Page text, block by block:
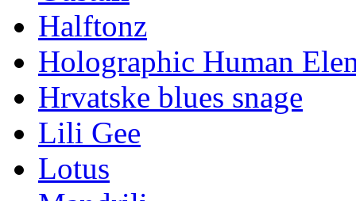
Halftonz
Holographic Human
Hrvatske blues snage
Lili Gee
Lotus